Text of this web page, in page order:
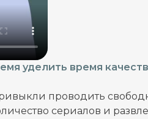
уделить время
проводить
сериалов и